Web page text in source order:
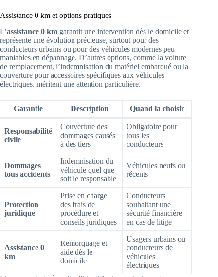
Assistance 0 km et options pratiques
L’assistance 0 km garantit une intervention dès le domicile et
représente une évolution précieuse, surtout pour des
conducteurs urbains ou pour des véhicules modernes peu
maniables en dépannage. D’autres options, comme la voiture
de remplacement, l’indemnisation du matériel embarqué ou la
couverture pour accessoires spécifiques aux véhicules
électriques, méritent une attention particulière.
Garantie Description Quand la choisir
Responsabilité
civile
Couverture des
dommages causés
à des tiers
Obligatoire pour
tous les
conducteurs
Dommages
tous accidents
Indemnisation du
véhicule quel que
soit le responsable
Véhicules neufs ou
récents
Protection
juridique
Prise en charge
des frais de
procédure et
conseils juridiques
Conducteurs
souhaitant une
sécurité financière
en cas de litige
Assistance 0
km
Remorquage et
aide dès le
domicile
Usagers urbains ou
conducteurs de
véhicules
électriques